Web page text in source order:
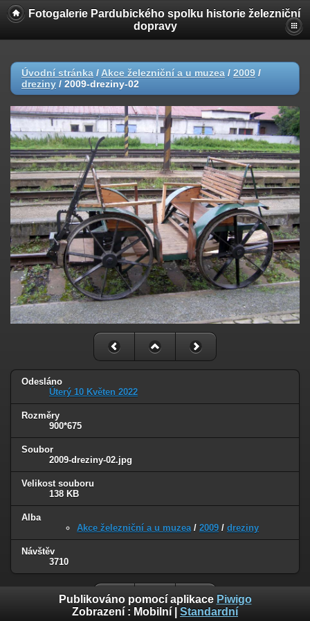
Fotogalerie Pardubického spolku historie železniční
dopravy
Úvodní stránka / Akce železniční a u muzea / 2009 /
dreziny / 2009-dreziny-02
Odesláno
Úterý 10 Květen 2022
Rozměry
900*675
Soubor
2009-dreziny-02.jpg
Velikost souboru
138 KB
Alba
Akce železniční a u muzea/ 2009 / dreziny
Návštěv
3710
Publikováno pomocí aplikace Piwigo
Zobrazení : Mobilní Standardní